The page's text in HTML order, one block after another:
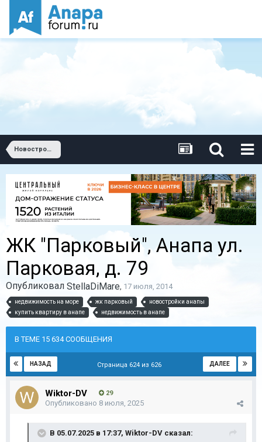
Новостройки Анапы
ЖК "Парковый", Анапа ул.
Парковая, д. 79
Опубликовал StellaDiMare, 17 июля, 2014
недвижимость на море жк парковый
новостройки анапы
купить квартиру в анапе
недвижимость в анапе
В ТЕМЕ 15 634 СООБЩЕНИЯ
НАЗАД ДАЛЕЕ
Страница 624 из 626
Wiktor-DV 29
Опубликовано 8 июля, 2025
В 05.07.2025 в 17:37, Wiktor-DV сказал: